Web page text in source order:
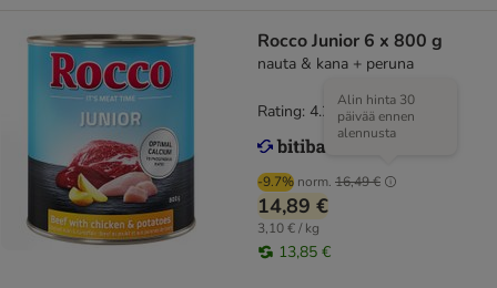
Rocco Junior 6 x 800 g
nauta & kana + peruna
-9.7% norm. 16,49 €
Alin hinta 30
päivää ennen
alennusta
14,89 €
3,10 € / kg
13,85 €
Rating: 4.2/5